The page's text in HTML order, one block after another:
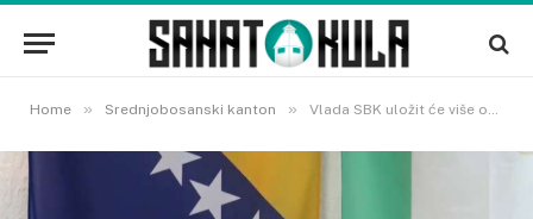
Home » Srednjobosanski kanton » Vlada SBK uložit će više od tri miliona KM u pravosuđe